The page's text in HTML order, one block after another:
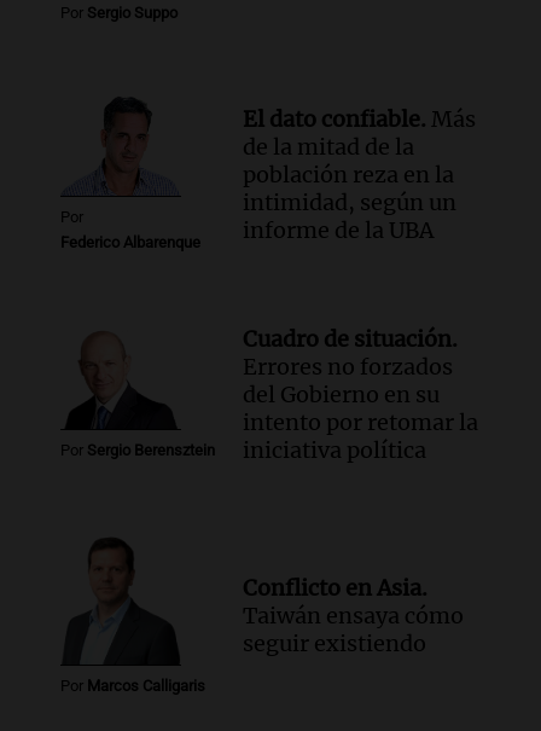
Por Sergio Suppo
Por
Federico Albarenque
El dato confiable. Más
de la mitad de la
población reza en la
intimidad, según un
informe de la UBA
Por Sergio Berensztein
Cuadro de situación.
Errores no forzados
del Gobierno en su
intento por retomar la
iniciativa política
Por Marcos Calligaris
Conflicto en Asia.
Taiwán ensaya cómo
seguir existiendo